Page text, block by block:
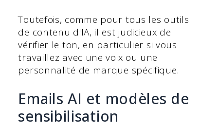
Toutefois, comme pour tous les outils
de contenu d'IA, il est judicieux de
vérifier le ton, en particulier si vous
travaillez avec une voix ou une
personnalité de marque spécifique.
Emails AI et modèles de
sensibilisation